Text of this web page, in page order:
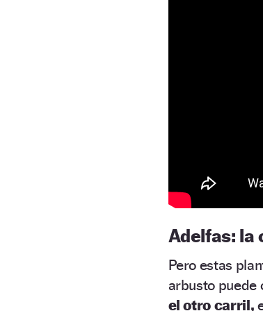
Adelfas: la
Pero estas
arbusto puede
el otro carril,